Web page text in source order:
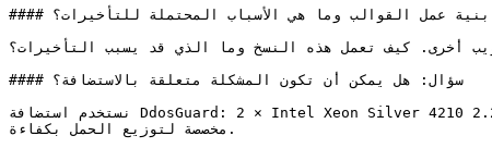
#### سؤال: ما هي بنية عمل القوالب وما هي الأسباب المحتملة للتأخيرات؟
من مواقع ويب أخرى. كيف تعمل هذه النسخ وما الذي قد يسبب التأخيرات؟
#### سؤال: هل يمكن أن تكون المشكلة متعلقة بالاستضافة؟
نستخدم استضافة DdosGuard: 2 × Intel Xeon Silver 4210 2.2GHz (20 نواة)، 256 جيجابايت ذاكرة وصول عشوائي، 4 × 1024GB SSD واتصال بسرعة 1 جيجابت/ث. كما لدينا 10 عناوين IP
مخصصة لتوزيع الحمل بكفاءة.